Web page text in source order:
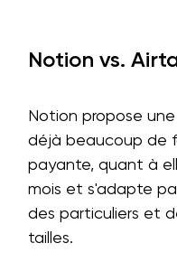
Notion vs.
Notion propose
déjà beaucoup de
payante, quant à
mois et s'adapte
des particuliers et
tailles.